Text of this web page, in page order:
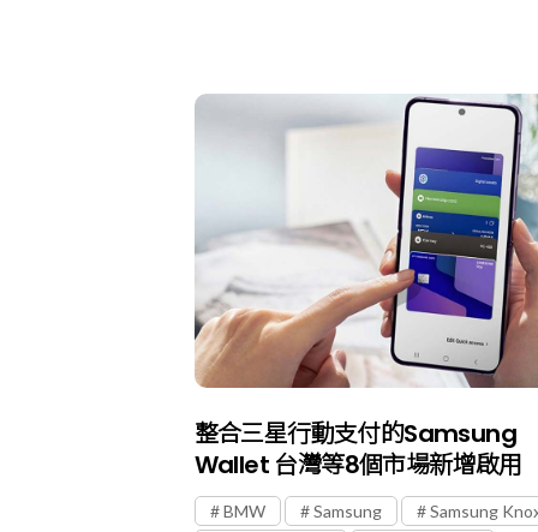
整合三星行動支付的Samsung
Wallet 台灣等8個市場新增啟用
BMW Samsung
Samsung